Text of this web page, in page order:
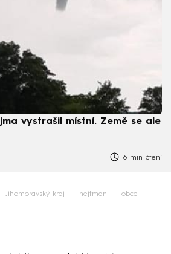
vystrašil místní. Země se ale
6 min čtení
Jihomoravský kraj hejtman obce